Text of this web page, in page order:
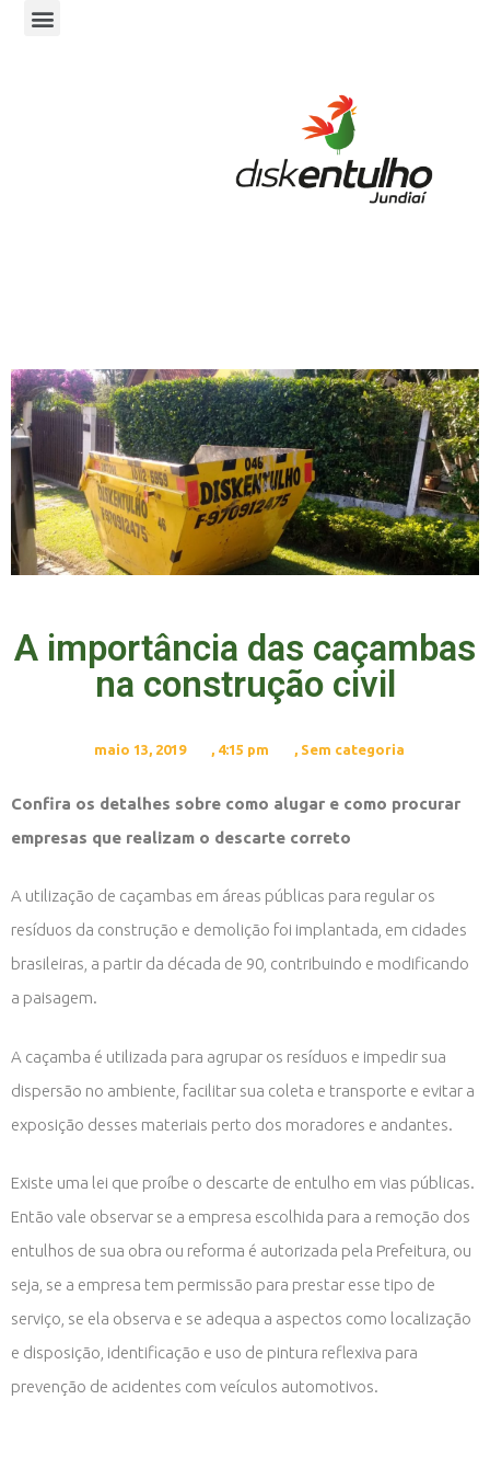
A importância das caçambas
na construção civil
maio 13, 2019 4:15 pm Sem categoria
Confira os detalhes sobre como alugar e como procurar
empresas que realizam o descarte correto
A utilização de caçambas em áreas públicas para regular os
resíduos da construção e demolição foi implantada, em cidades
brasileiras, a partir da década de 90, contribuindo e modificando
a paisagem.
A caçamba é utilizada para agrupar os resíduos e impedir sua
dispersão no ambiente, facilitar sua coleta e transporte e evitar a
exposição desses materiais perto dos moradores e andantes.
Existe uma lei que proíbe o descarte de entulho em vias públicas.
Então vale observar se a empresa escolhida para a remoção dos
entulhos de sua obra ou reforma é autorizada pela Prefeitura, ou
seja, se a empresa tem permissão para prestar esse tipo de
serviço, se ela observa e se adequa a aspectos como localização
e disposição, identificação e uso de pintura reflexiva para
prevenção de acidentes com veículos automotivos.